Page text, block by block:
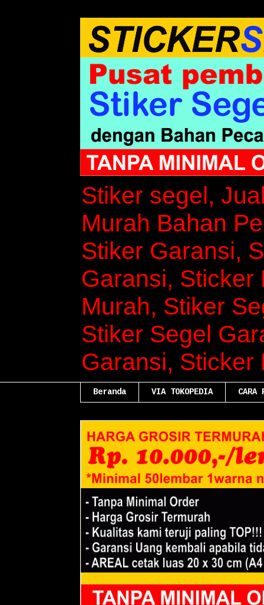
Stiker segel,
Murah Bahan
Stiker Garansi,
Garansi, Sticker
Murah, Stiker
Stiker Segel
Garansi, Sticker
Beranda VIA TOKOPEDIA CARA